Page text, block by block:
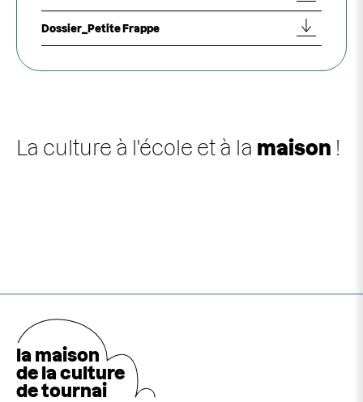
Dossier_Petite Frappe
La culture à l'école et à la maison !
la maison
de la culture
de tournai